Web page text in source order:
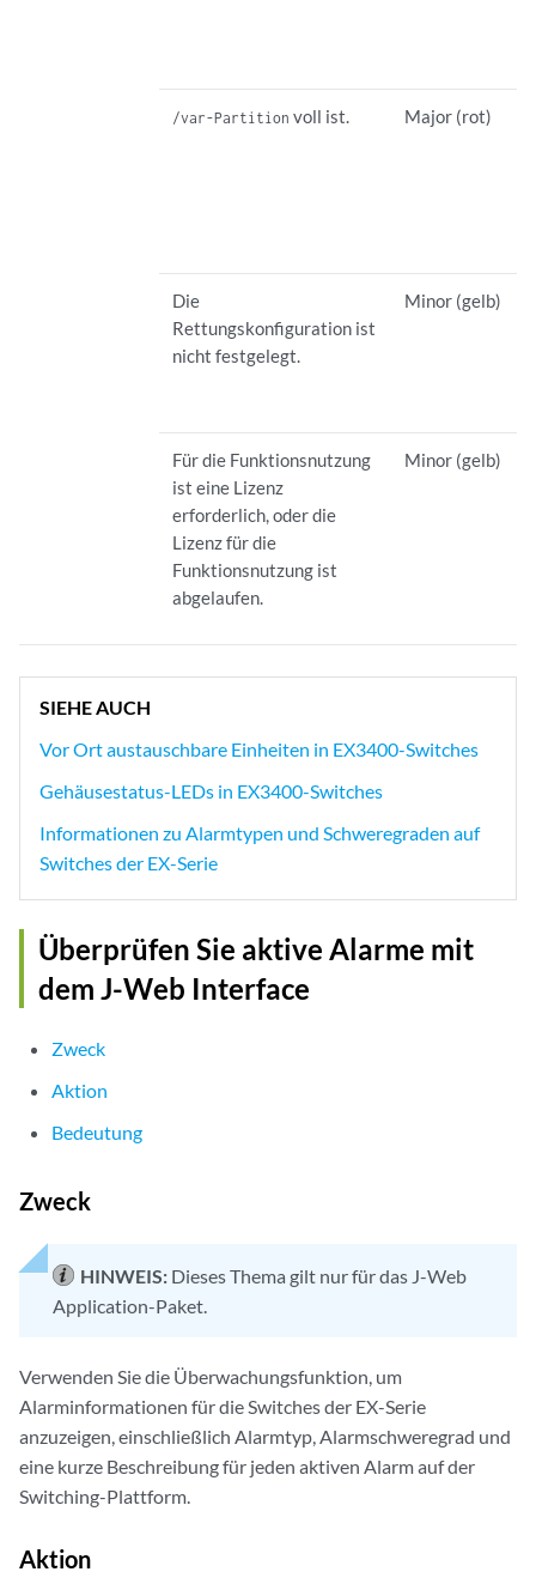
/var-Partition voll ist. Major (rot)
Die
Rettungskonfiguration ist
nicht festgelegt.
Minor (gelb)
Für die Funktionsnutzung
ist eine Lizenz
erforderlich, oder die
Lizenz für die
Funktionsnutzung ist
abgelaufen.
Minor (gelb)
SIEHE AUCH
Vor Ort austauschbare Einheiten in EX3400-Switches
Gehäusestatus-LEDs in EX3400-Switches
Informationen zu Alarmtypen und Schweregraden auf
Switches der EX-Serie
Überprüfen Sie aktive Alarme mit
dem J-Web Interface
Zweck
Aktion
Bedeutung
Zweck
HINWEIS: Dieses Thema gilt nur für das J-Web
Application-Paket.
Verwenden Sie die Überwachungsfunktion, um
Alarminformationen für die Switches der EX-Serie
anzuzeigen, einschließlich Alarmtyp, Alarmschweregrad und
eine kurze Beschreibung für jeden aktiven Alarm auf der
Switching-Plattform.
Aktion